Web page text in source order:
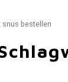
snus bestellen